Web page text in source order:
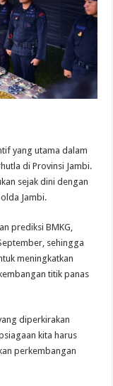
yang utama dalam
di Provinsi Jambi.
sejak dini dengan
Jambi.
prediksi BMKG,
sehingga
meningkatkan
titik panas
diperkirakan
kita harus
perkembangan